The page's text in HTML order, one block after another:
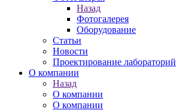
Назад
Фотогалерея
Оборудование
Статьи
Новости
Проектирование лабораторий
О компании
Назад
О компании
О компании